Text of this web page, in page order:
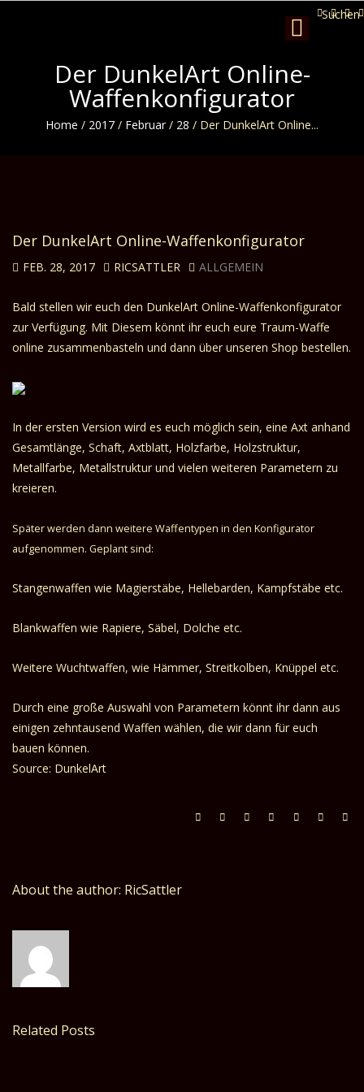
Suchen
Toggle
navigation
Der DunkelArt Online-
Waffenkonfigurator
Home / 2017 / Februar / 28 / Der DunkelArt Online...
Der DunkelArt Online-Waffenkonfigurator
FEB. 28, 2017 RICSATTLER ALLGEMEIN
Bald stellen wir euch den DunkelArt Online-Waffenkonfigurator
zur Verfügung. Mit Diesem könnt ihr euch eure Traum-Waffe
online zusammenbasteln und dann über unseren Shop bestellen.
In der ersten Version wird es euch möglich sein, eine Axt anhand
Gesamtlänge, Schaft, Axtblatt, Holzfarbe, Holzstruktur,
Metallfarbe, Metallstruktur und vielen weiteren Parametern zu
kreieren.
Später werden dann weitere Waffentypen in den Konfigurator
aufgenommen. Geplant sind:
Stangenwaffen wie Magierstäbe, Hellebarden, Kampfstäbe etc.
Blankwaffen wie Rapiere, Säbel, Dolche etc.
Weitere Wuchtwaffen, wie Hämmer, Streitkolben, Knüppel etc.
Durch eine große Auswahl von Parametern könnt ihr dann aus
einigen zehntausend Waffen wählen, die wir dann für euch
bauen können.
Source: DunkelArt
About the author: RicSattler
Related Posts